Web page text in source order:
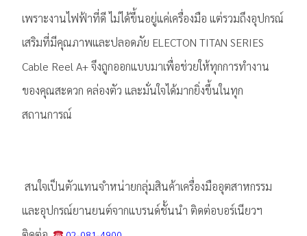
เพราะงานไฟฟ้าที่ดี ไม่ได้ขึ้นอยู่แค่เครื่องมือ แต่รวมถึงอุปกรณ์
เสริมที่มีคุณภาพและปลอดภัย ELECTON TITAN SERIES
Cable Reel A+ จึงถูกออกแบบมาเพื่อช่วยให้ทุกการทำงาน
ของคุณสะดวก คล่องตัว และมั่นใจได้มากยิ่งขึ้นในทุก
สถานการณ์
.สนใจเป็นตัวแทนจำหน่ายกลุ่มสินค้าเครื่องมืออุตสาหกรรม
และอุปกรณ์ยานยนต์จากแบรนด์ชั้นนำ ติดต่อบอร์เนียวฯ